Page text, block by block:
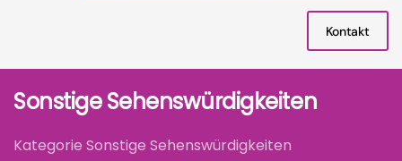
Kontakt
Sonstige Sehenswürdigkeiten
Kategorie Sonstige Sehenswürdigkeiten